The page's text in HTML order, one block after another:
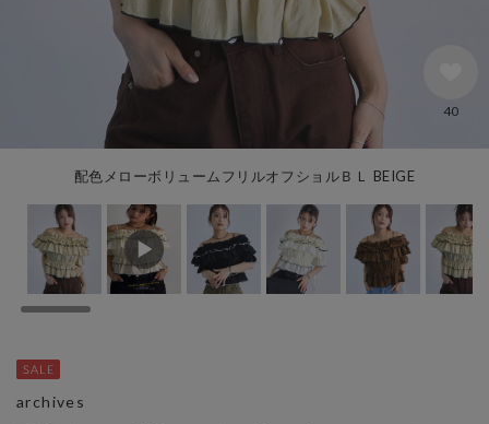
配色メローボリュームフリルオフショルＢＬ BEIGE
40
archives